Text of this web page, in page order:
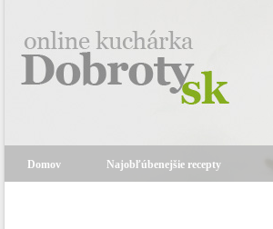
Domov Najobľúbenejšie recepty